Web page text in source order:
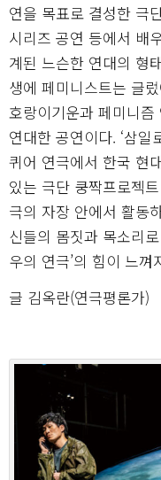
연을 목표로 결성한 극
시리즈 공연 등에서 배
계된 느슨한 연대의 형
생에 페미니스트는 글
호랑이기운과 페미니
연대한 공연이다. ‘삼일
퀴어 연극에서 한국 현
있는 극단 쿵짝프로젝
극의 자장 안에서 활동
신들의 몸짓과 목소리
우의 연극’의 힘이 느껴
글 김옥란(연극평론가)